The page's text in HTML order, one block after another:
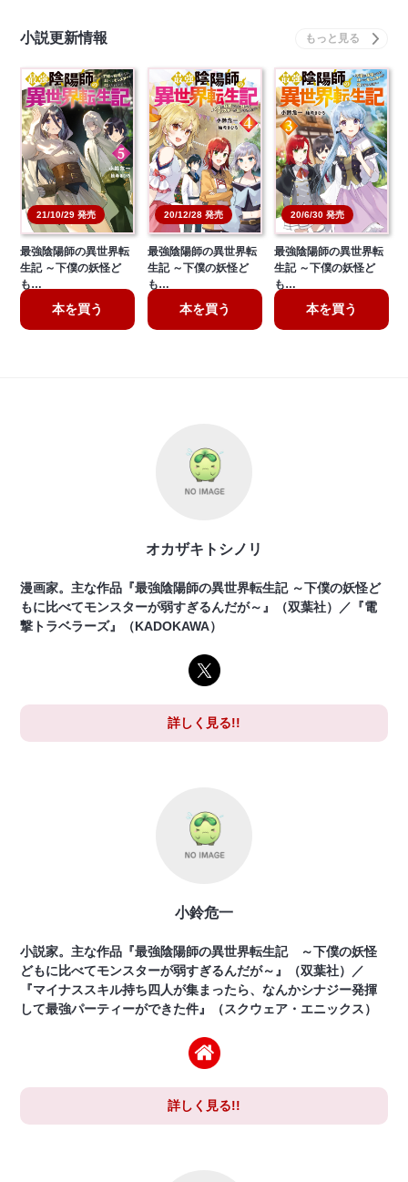
小説更新情報
21/10/29 発売
最強陰陽師の異世界転
生記 ～下僕の妖怪ど
も…
本を買う
20/12/28 発売
最強陰陽師の異世界転
生記 ～下僕の妖怪ど
も…
本を買う
20/6/30 発売
最強陰陽師の異世界転
生記 ～下僕の妖怪ど
も…
本を買う
オカザキトシノリ
漫画家。主な作品『最強陰陽師の異世界転生記 ～下僕の妖怪ど
もに比べてモンスターが弱すぎるんだが～』（双葉社）／『電
撃トラベラーズ』（KADOKAWA）
詳しく見る!!
小鈴危一
小説家。主な作品『最強陰陽師の異世界転生記 ～下僕の妖怪
どもに比べてモンスターが弱すぎるんだが～』（双葉社）／
『マイナススキル持ち四人が集まったら、なんかシナジー発揮
して最強パーティーができた件』（スクウェア・エニックス）
詳しく見る!!